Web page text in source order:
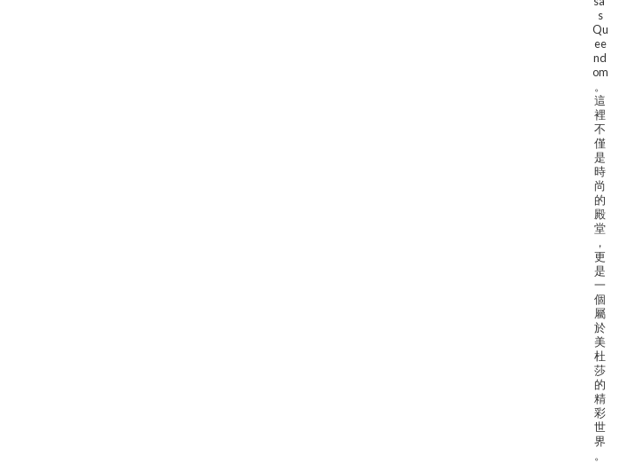
s
Qu
ee
nd
om
。
這
裡
不
僅
是
時
尚
的
殿
堂
，
更
是
一
個
屬
於
美
杜
莎
的
精
彩
世
界
。